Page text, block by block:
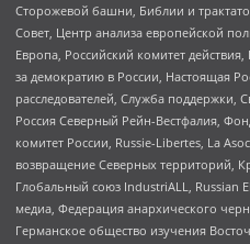
Сторожевой башни, Библии и
Совет, Центр анализа европейской
Европа, Российский комитет
за демократию в России, Настоящая
расследователей, Служба поддержки,
Россия Северный Рейн-Вестфалия,
комитет России, Russie-Libertes, La
возвращение Северных территорий,
Глобальный союз IndustriALL, Russian
медиа, Федерация анархического
Германское общество изучения